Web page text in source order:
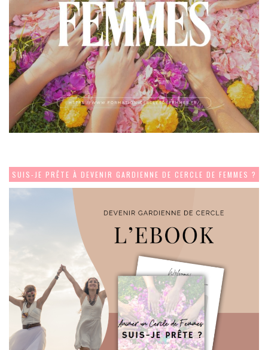
SUIS-JE PRÊTE À DEVENIR GARDIENNE DE CERCLE DE FEMMES ?